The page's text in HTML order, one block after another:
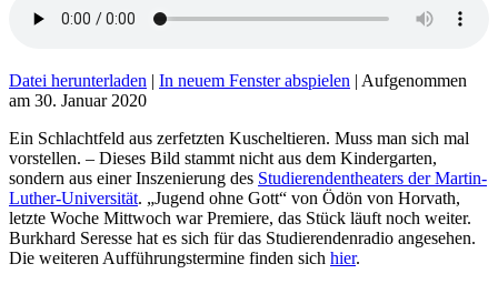
Datei herunterladen | In neuem Fenster abspielen | Aufgenommen
am 30. Januar 2020
Ein Schlachtfeld aus zerfetzten Kuscheltieren. Muss man sich mal
vorstellen. – Dieses Bild stammt nicht aus dem Kindergarten,
sondern aus einer Inszenierung des Studierendentheaters der Martin-
Luther-Universität. „Jugend ohne Gott“ von Ödön von Horvath,
letzte Woche Mittwoch war Premiere, das Stück läuft noch weiter.
Burkhard Seresse hat es sich für das Studierendenradio angesehen.
Die weiteren Aufführungstermine finden sich hier.